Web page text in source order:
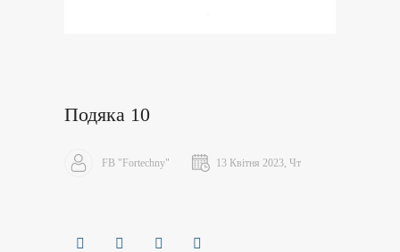
Подяка 10
FB "Fortechny" 13 Квітня 2023, Чт